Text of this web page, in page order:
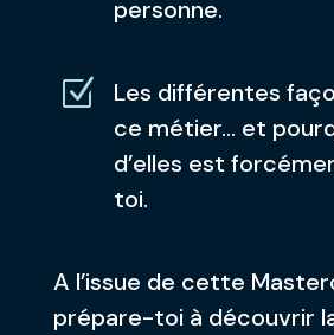
personne.
Z
Les différentes
ce métier… et
d’elles est
toi.
A l’issue de cette
prépare-toi à découvrir